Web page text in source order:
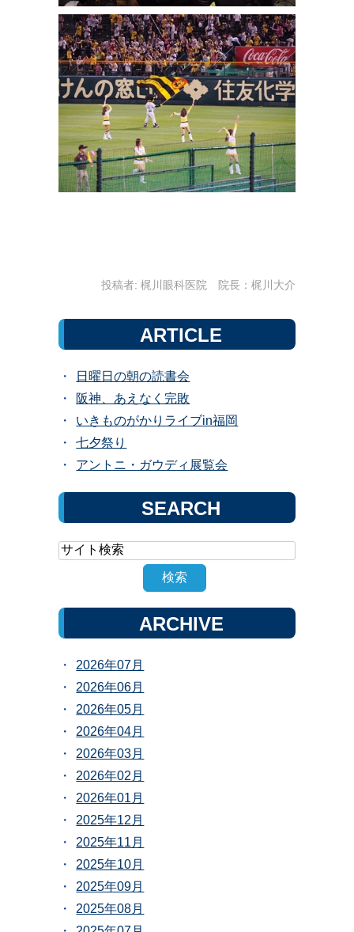
投稿者: 梶川眼科医院 院長：梶川大介
ARTICLE
日曜日の朝の読書会
阪神、あえなく完敗
いきものがかりライブin福岡
七夕祭り
アントニ・ガウディ展覧会
SEARCH
ARCHIVE
2026年07月
2026年06月
2026年05月
2026年04月
2026年03月
2026年02月
2026年01月
2025年12月
2025年11月
2025年10月
2025年09月
2025年08月